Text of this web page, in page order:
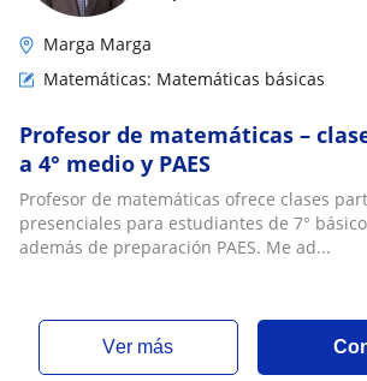
Marga Marga
Matemáticas: Matemáticas básicas
Profesor de matemáticas –
a 4° medio y PAES
Profesor de matemáticas ofrece clases
presenciales para estudiantes de 7°
además de preparación PAES. Me ad...
ver más